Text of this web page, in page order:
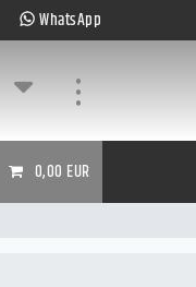
WhatsApp
...
0,00 EUR